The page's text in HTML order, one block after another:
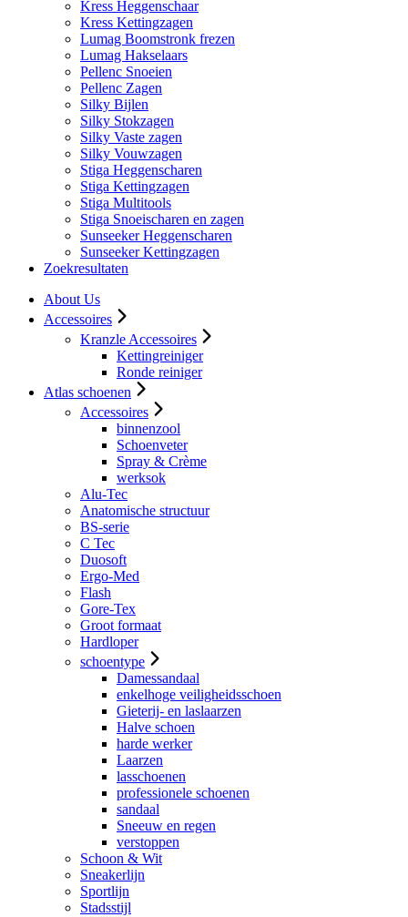
Kress Heggenschaar
Kress Kettingzagen
Lumag Boomstronk frezen
Lumag Hakselaars
Pellenc Snoeien
Pellenc Zagen
Silky Bijlen
Silky Stokzagen
Silky Vaste zagen
Silky Vouwzagen
Stiga Heggenscharen
Stiga Kettingzagen
Stiga Multitools
Stiga Snoeischaren en zagen
Sunseeker Heggenscharen
Sunseeker Kettingzagen
Zoekresultaten
About Us
Accessoires
Kranzle Accessoires
Kettingreiniger
Ronde reiniger
Atlas schoenen
Accessoires
binnenzool
Schoenveter
Spray & Crème
werksok
Alu-Tec
Anatomische structuur
BS-serie
C Tec
Duosoft
Ergo-Med
Flash
Gore-Tex
Groot formaat
Hardloper
schoentype
Damessandaal
enkelhoge veiligheidsschoen
Gieterij- en laslaarzen
Halve schoen
harde werker
Laarzen
lasschoenen
professionele schoenen
sandaal
Sneeuw en regen
verstoppen
Schoon & Wit
Sneakerlijn
Sportlijn
Stadsstijl